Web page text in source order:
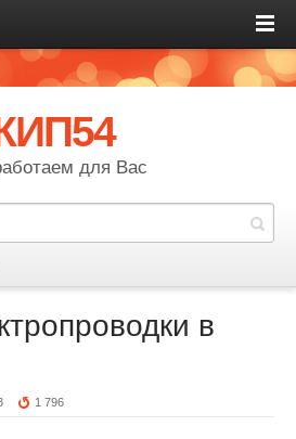
для Вас
в
1 796